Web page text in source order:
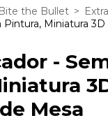
Bite the Bullet >
Pintura, Miniatura
-
Mesa